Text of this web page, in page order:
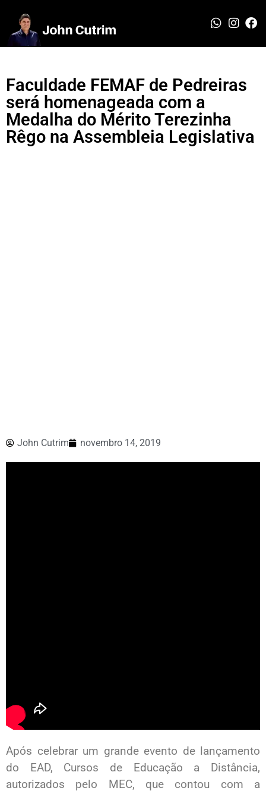
Faculdade FEMAF de Pedreiras
será homenageada com a
Medalha do Mérito Terezinha
Rêgo na Assembleia Legislativa
John Cutrim novembro 14, 2019
Após celebrar um grande evento de lançamento
do EAD, Cursos de Educação a Distância,
autorizados pelo MEC, que contou com a